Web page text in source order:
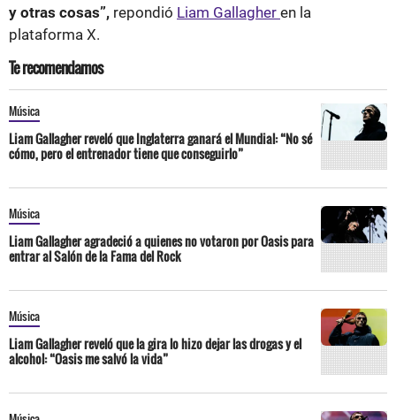
y otras cosas”, repondió Liam Gallagher en la
plataforma X.
Te recomendamos
Música
Liam Gallagher reveló que Inglaterra ganará el Mundial: “No sé
cómo, pero el entrenador tiene que conseguirlo”
Música
Liam Gallagher agradeció a quienes no votaron por Oasis para
entrar al Salón de la Fama del Rock
Música
Liam Gallagher reveló que la gira lo hizo dejar las drogas y el
alcohol: “Oasis me salvó la vida”